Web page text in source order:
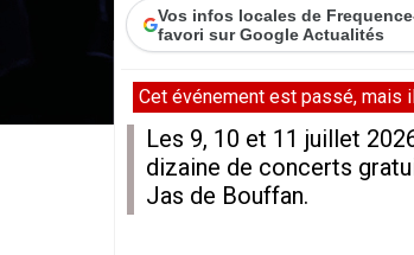
Vos infos locales de
favori sur Google Actualités
Cet événement est passé, mais
Les 9, 10 et 11 juillet
dizaine de concerts
Jas de Bouffan.